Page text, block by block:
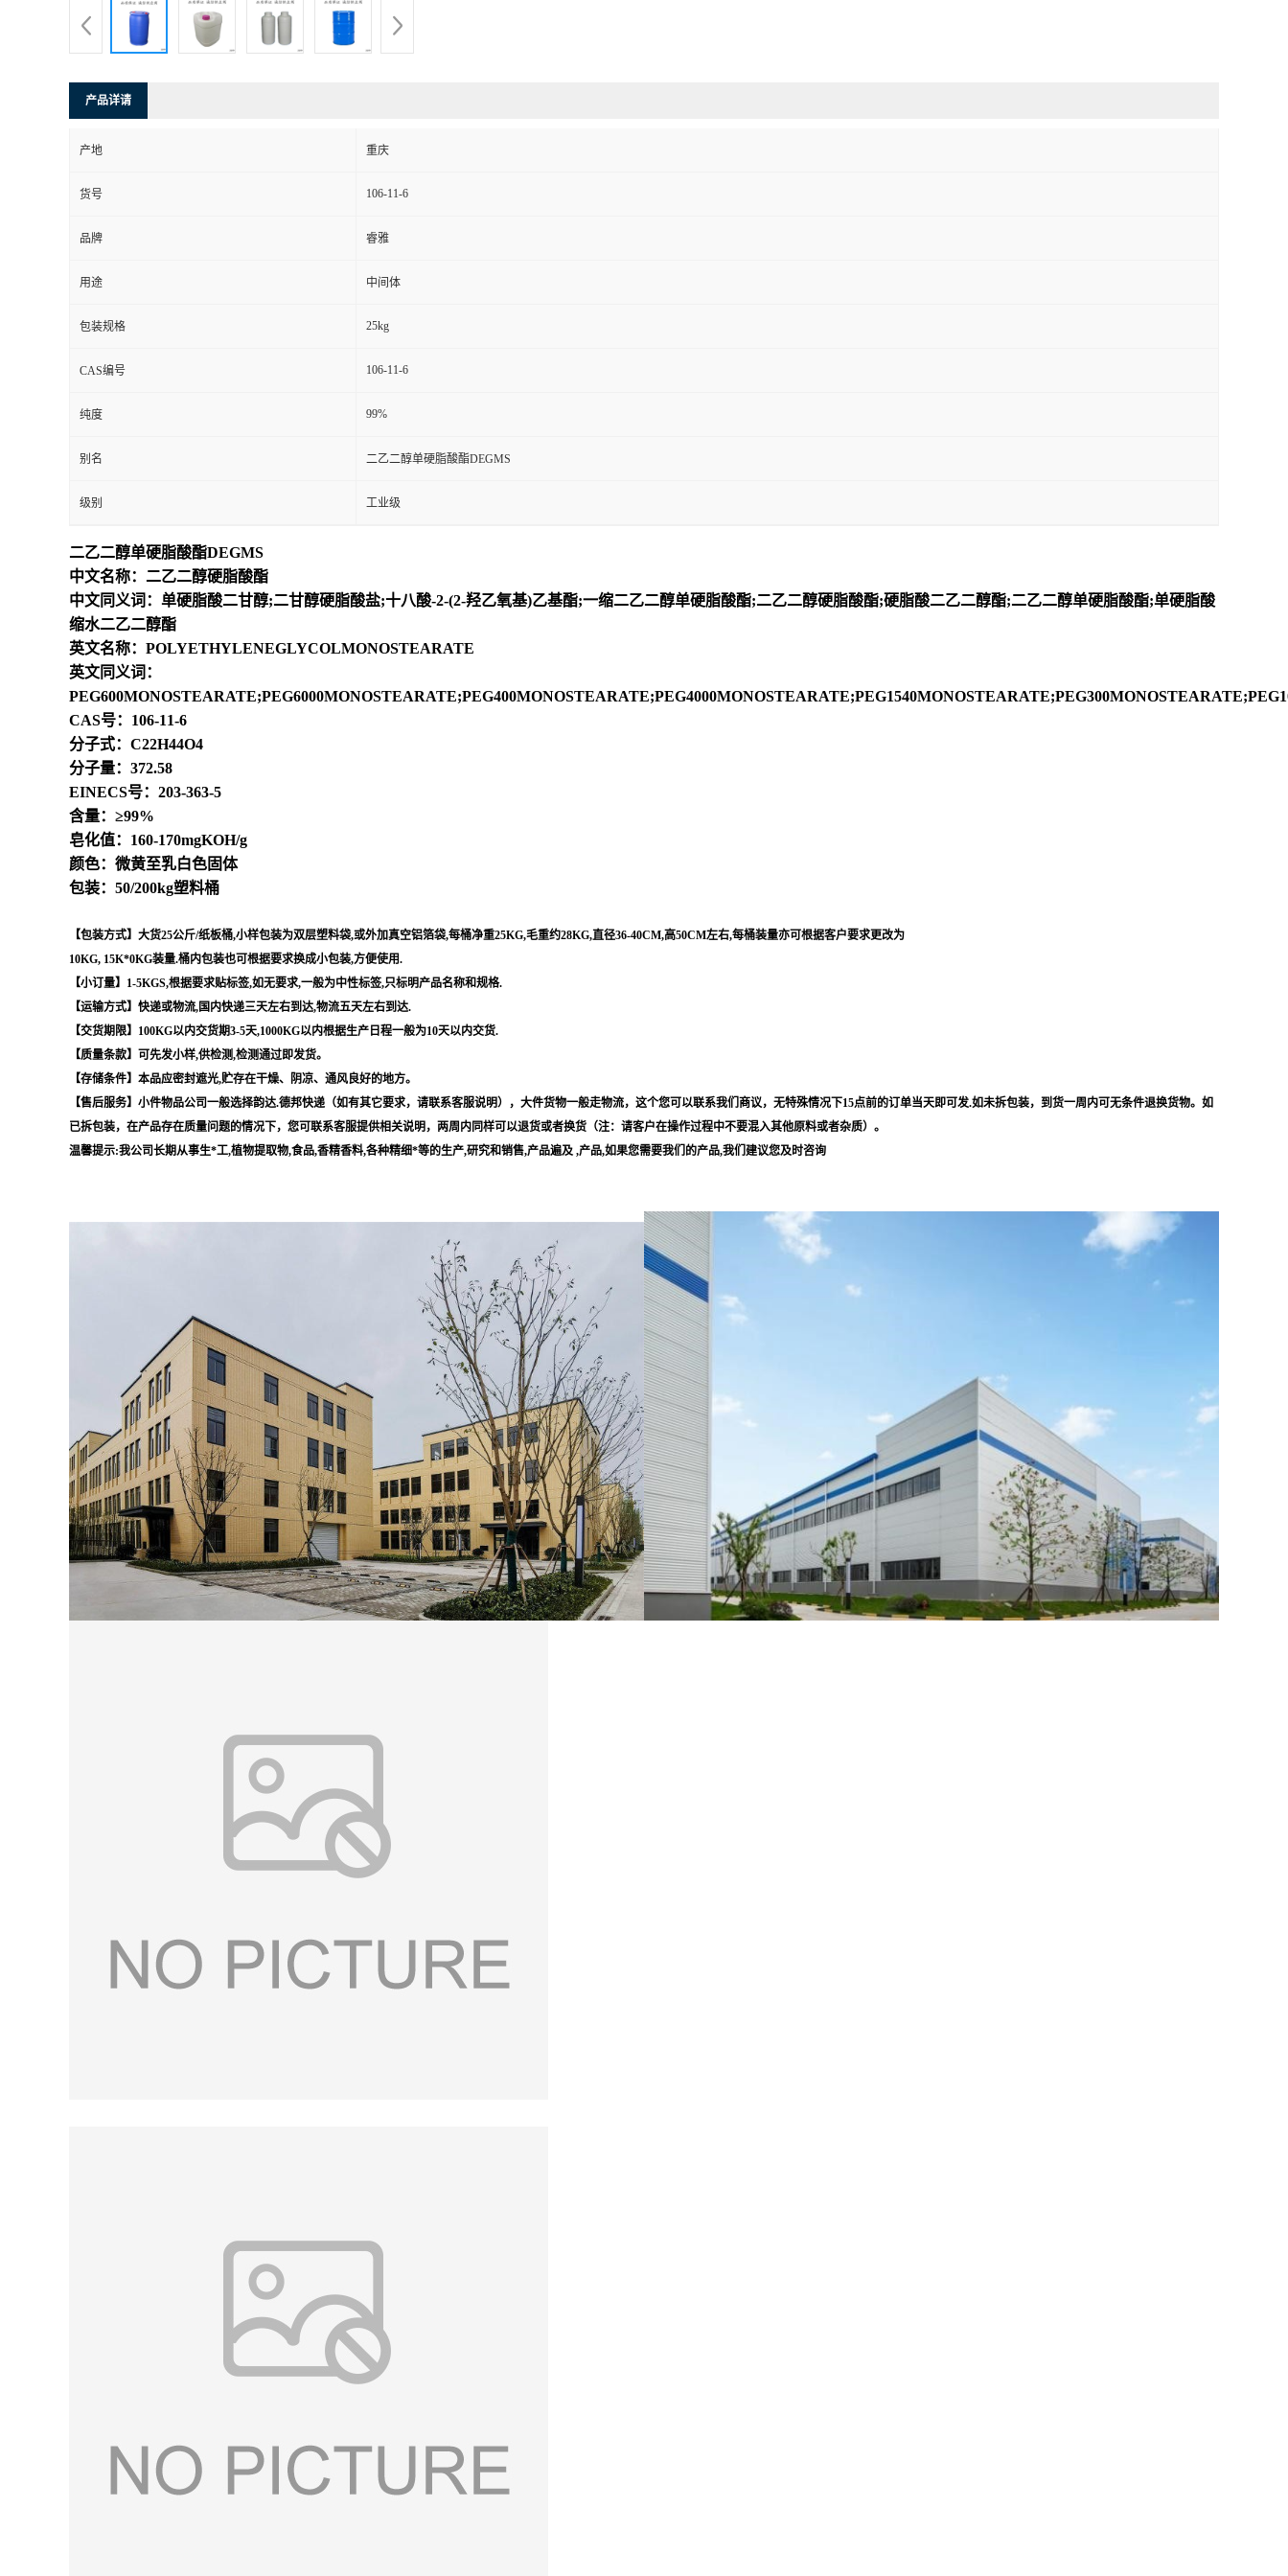
产品详请
产地 重庆
货号 106-11-6
品牌 睿雅
用途 中间体
包装规格 25kg
CAS编号 106-11-6
纯度 99%
别名 二乙二醇单硬脂酸酯DEGMS
级别 工业级
二乙二醇单硬脂酸酯DEGMS
中文名称：二乙二醇硬脂酸酯
中文同义词：单硬脂酸二甘醇;二甘醇硬脂酸盐;十八酸-2-(2-羟乙氧基)乙基酯;一缩二乙二醇单硬脂酸酯;二乙二醇硬脂酸酯;硬脂酸二乙二醇酯;二乙二醇单硬脂酸酯;单硬脂酸
缩水二乙二醇酯
英文名称：POLYETHYLENEGLYCOLMONOSTEARATE
英文同义词：
CAS号：106-11-6
分子式：C22H44O4
分子量：372.58
EINECS号：203-363-5
含量：≥99%
皂化值：160-170mgKOH/g
颜色：微黄至乳白色固体
包装：50/200kg塑料桶
【包装方式】大货25公斤/纸板桶,小样包装为双层塑料袋,或外加真空铝箔袋,每桶净重25KG,毛重约28KG,直径36-40CM,高50CM左右,每桶装量亦可根据客户要求更改为
10KG, 15K*0KG装量.桶内包装也可根据要求换成小包装,方便使用.
【小订量】1-5KGS,根据要求贴标签,如无要求,一般为中性标签,只标明产品名称和规格.
【运输方式】快递或物流,国内快递三天左右到达,物流五天左右到达.
【交货期限】100KG以内交货期3-5天,1000KG以内根据生产日程一般为10天以内交货.
【质量条款】可先发小样,供检测,检测通过即发货。
【存储条件】本品应密封遮光,贮存在干燥、阴凉、通风良好的地方。
【售后服务】小件物品公司一般选择韵达.德邦快递（如有其它要求，请联系客服说明），大件货物一般走物流，这个您可以联系我们商议，无特殊情况下15点前的订单当天即可发.如未拆包装，到货一周内可无条件退换货物。如
已拆包装，在产品存在质量问题的情况下，您可联系客服提供相关说明，两周内同样可以退货或者换货（注：请客户在操作过程中不要混入其他原料或者杂质）。
温馨提示:我公司长期从事生*工,植物提取物,食品,香精香料,各种精细*等的生产,研究和销售,产品遍及 ,产品,如果您需要我们的产品,我们建议您及时咨询